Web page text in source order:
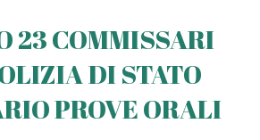
23 COMMISSARI
DI STATO
PROVE ORALI